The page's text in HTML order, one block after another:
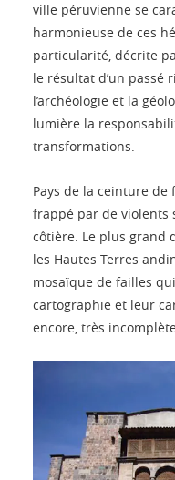
ville péruvienne se
harmonieuse de ces
particularité, décrite
le résultat d’un passé
l’archéologie et la
lumière la
transformations.
Pays de la ceinture
frappé par de violents
côtière. Le plus grand
les Hautes Terres
mosaïque de failles
cartographie et leur
encore, très